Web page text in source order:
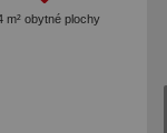
m² obytné plochy